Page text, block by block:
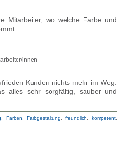
Mitarbeiter, wo welche Farbe und
innen
Kunden nichts mehr im Weg.
alles sehr sorgfältig, sauber und
Farben Farbgestaltung ,freundlich kompetent,